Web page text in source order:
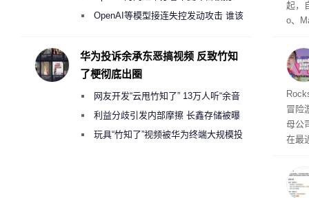
起，
o、
和
命令
起
防御
气将
发效
期
冒险
母公
在最
ss
2000美元一晚 遭讽“反乌托邦”
OpenAI等模型接连失控发动攻击 谁该
华为投诉余承东恶搞视频 反致竹知
了梗彻底出圈
网友开发“云甩竹知了” 13万人听“余音
绕梁”利益分歧引发内部摩擦 长鑫存储被曝
曾将华为驻场工程师驱逐出研发基地
玩具“竹知了”视频被华为终端大规模投